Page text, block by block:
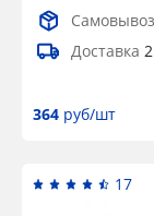
Самовывоз
Доставка
364 руб/шт
17